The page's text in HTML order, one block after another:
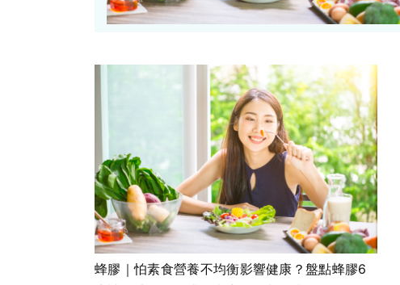
蜂膠｜怕素食營養不均衡影響健康？盤點蜂膠6